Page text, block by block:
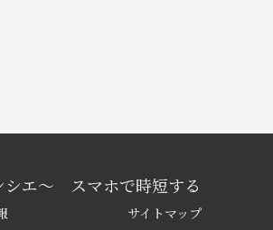
シエ〜 スマホで時短する
サイトマップ